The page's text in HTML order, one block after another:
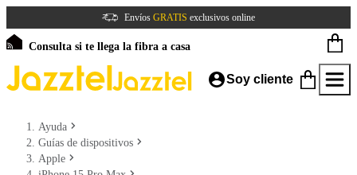
Envíos GRATIS exclusivos online
Consulta si te llega la fibra a casa
Soy cliente
Ayuda
Guías de dispositivos
Apple